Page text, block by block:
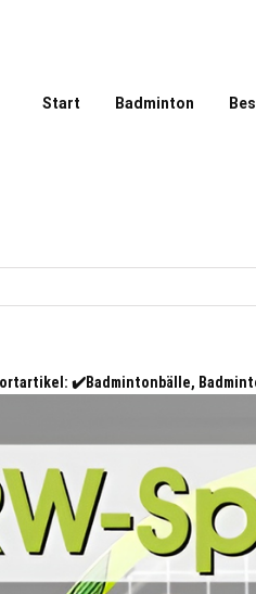
Start Badminton
✔️Badmintonbälle,